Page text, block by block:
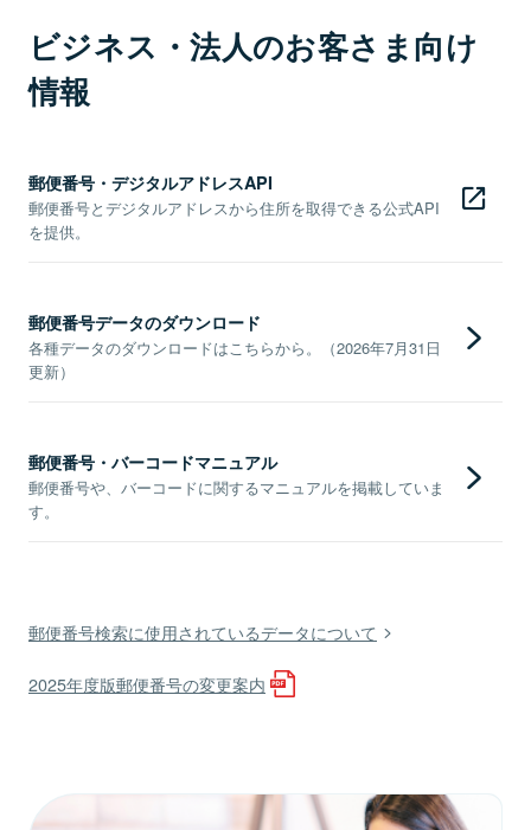
ビジネス・法人のお客さま向け
情報
郵便番号・デジタルアドレスAPI
郵便番号とデジタルアドレスから住所を取得できる公式API
を提供。
郵便番号データのダウンロード
各種データのダウンロードはこちらから。（2026年7月31日
更新）
郵便番号・バーコードマニュアル
郵便番号や、バーコードに関するマニュアルを掲載していま
す。
郵便番号検索に使用されているデータについて
2025年度版郵便番号の変更案内